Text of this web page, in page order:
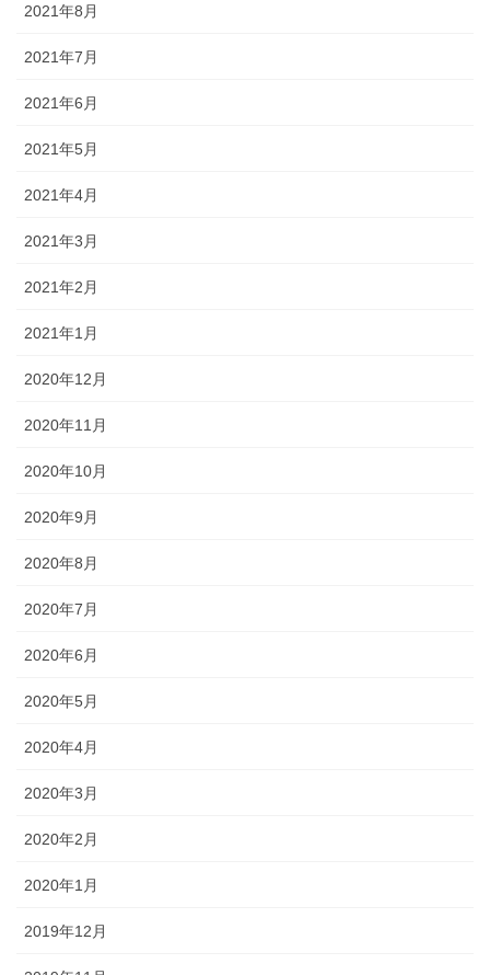
2021年8月
2021年7月
2021年6月
2021年5月
2021年4月
2021年3月
2021年2月
2021年1月
2020年12月
2020年11月
2020年10月
2020年9月
2020年8月
2020年7月
2020年6月
2020年5月
2020年4月
2020年3月
2020年2月
2020年1月
2019年12月